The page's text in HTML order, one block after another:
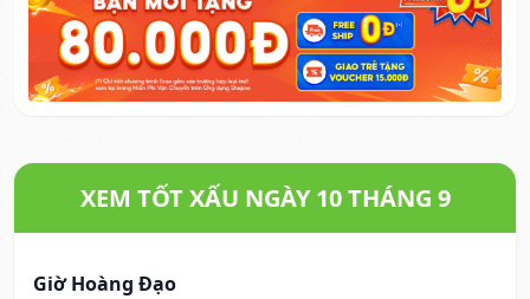
XEM TỐT XẤU NGÀY 10 THÁNG 9
Giờ Hoàng Đạo